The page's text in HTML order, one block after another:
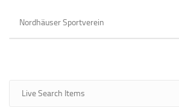
Nordhäuser Sportverein